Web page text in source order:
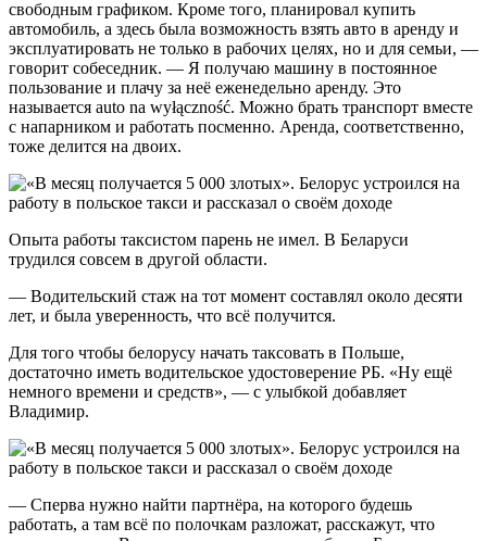
свободным графиком. Кроме того, планировал купить
автомобиль, а здесь была возможность взять авто в аренду и
эксплуатировать не только в рабочих целях, но и для семьи, —
говорит собеседник. — Я получаю машину в постоянное
пользование и плачу за неё еженедельно аренду. Это
называется auto na wyłączność. Можно брать транспорт вместе
с напарником и работать посменно. Аренда, соответственно,
тоже делится на двоих.
Опыта работы таксистом парень не имел. В Беларуси
трудился совсем в другой области.
— Водительский стаж на тот момент составлял около десяти
лет, и была уверенность, что всё получится.
Для того чтобы белорусу начать таксовать в Польше,
достаточно иметь водительское удостоверение РБ. «Ну ещё
немного времени и средств», — с улыбкой добавляет
Владимир.
— Сперва нужно найти партнёра, на которого будешь
работать, а там всё по полочкам разложат, расскажут, что